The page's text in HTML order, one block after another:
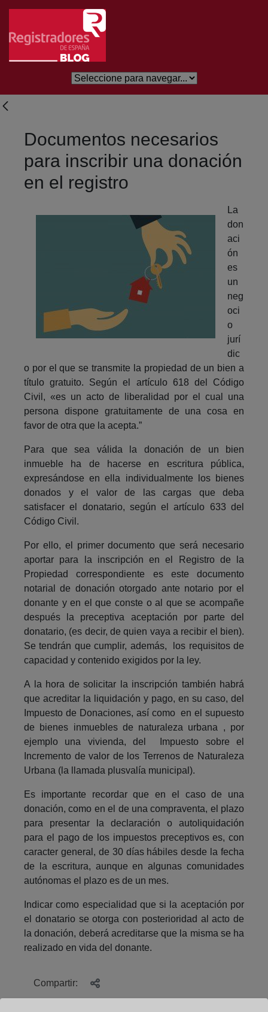
Skip to Main Content
Documentos necesarios
para inscribir una donación
en el registro
La
don
aci
ón
es
un
neg
oci
o
jurí
dic
o por el que se transmite la propiedad de un bien a
título gratuito. Según el artículo 618 del Código
Civil, «es un acto de liberalidad por el cual una
persona dispone gratuitamente de una cosa en
favor de otra que la acepta.”
Para que sea válida la donación de un bien
inmueble ha de hacerse en escritura pública,
expresándose en ella individualmente los bienes
donados y el valor de las cargas que deba
satisfacer el donatario, según el artículo 633 del
Código Civil.
Por ello, el primer documento que será necesario
aportar para la inscripción en el Registro de la
Propiedad correspondiente es este documento
notarial de donación otorgado ante notario por el
donante y en el que conste o al que se acompañe
después la preceptiva aceptación por parte del
donatario, (es decir, de quien vaya a recibir el bien).
Se tendrán que cumplir, además, los requisitos de
capacidad y contenido exigidos por la ley.
A la hora de solicitar la inscripción también habrá
que acreditar la liquidación y pago, en su caso, del
Impuesto de Donaciones, así como en el supuesto
de bienes inmuebles de naturaleza urbana , por
ejemplo una vivienda, del Impuesto sobre el
Incremento de valor de los Terrenos de Naturaleza
Urbana (la llamada plusvalía municipal).
Es importante recordar que en el caso de una
donación, como en el de una compraventa, el plazo
para presentar la declaración o autoliquidación
para el pago de los impuestos preceptivos es, con
caracter general, de 30 días hábiles desde la fecha
de la escritura, aunque en algunas comunidades
autónomas el plazo es de un mes.
Indicar como especialidad que si la aceptación por
el donatario se otorga con posterioridad al acto de
la donación, deberá acreditarse que la misma se ha
realizado en vida del donante.
Compartir: